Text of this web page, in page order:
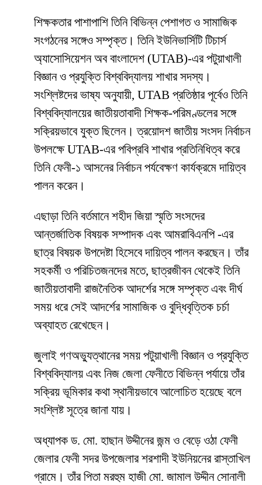
শিক্ষকতার পাশাপাশি তিনি বিভিন্ন পেশাগত ও সামাজিক
সংগঠনের সঙ্গেও সম্পৃক্ত। তিনি ইউনিভার্সিটি টিচার্স
অ্যাসোসিয়েশন অব বাংলাদেশ (UTAB)-এর পটুয়াখালী
বিজ্ঞান ও প্রযুক্তি বিশ্ববিদ্যালয় শাখার সদস্য।
সংশ্লিষ্টদের ভাষ্য অনুযায়ী, UTAB প্রতিষ্ঠার পূর্বেও তিনি
বিশ্ববিদ্যালয়ের জাতীয়তাবাদী শিক্ষক-পরিমণ্ডলের সঙ্গে
সক্রিয়ভাবে যুক্ত ছিলেন। ত্রয়োদশ জাতীয় সংসদ নির্বাচন
উপলক্ষে UTAB-এর পবিপ্রবি শাখার প্রতিনিধিত্ব করে
তিনি ফেনী-১ আসনের নির্বাচন পর্যবেক্ষণ কার্যক্রমে দায়িত্ব
পালন করেন।
এছাড়া তিনি বর্তমানে শহীদ জিয়া স্মৃতি সংসদের
আন্তর্জাতিক বিষয়ক সম্পাদক এবং আমরাবিএনপি -এর
ছাত্র বিষয়ক উপদেষ্টা হিসেবে দায়িত্ব পালন করছেন। তাঁর
সহকর্মী ও পরিচিতজনদের মতে, ছাত্রজীবন থেকেই তিনি
জাতীয়তাবাদী রাজনৈতিক আদর্শের সঙ্গে সম্পৃক্ত এবং দীর্ঘ
সময় ধরে সেই আদর্শের সামাজিক ও বুদ্ধিবৃত্তিক চর্চা
অব্যাহত রেখেছেন।
জুলাই গণঅভ্যুত্থানের সময় পটুয়াখালী বিজ্ঞান ও প্রযুক্তি
বিশ্ববিদ্যালয় এবং নিজ জেলা ফেনীতে বিভিন্ন পর্যায়ে তাঁর
সক্রিয় ভূমিকার কথা স্থানীয়ভাবে আলোচিত হয়েছে বলে
সংশ্লিষ্ট সূত্রে জানা যায়।
অধ্যাপক ড. মো. হাছান উদ্দীনের জন্ম ও বেড়ে ওঠা ফেনী
জেলার ফেনী সদর উপজেলার শরশাদী ইউনিয়নের রাস্তাখিল
গ্রামে। তাঁর পিতা মরহুম হাজী মো. জামাল উদ্দীন সোনালী